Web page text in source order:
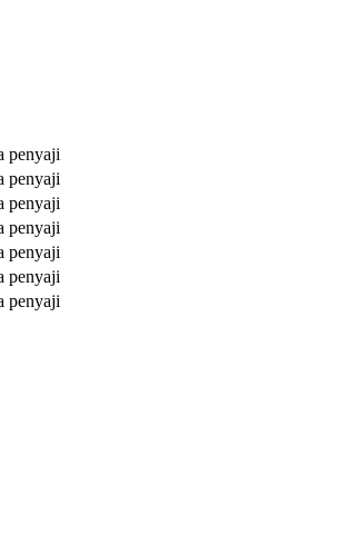
penyaji
penyaji
penyaji
penyaji
penyaji
penyaji
penyaji